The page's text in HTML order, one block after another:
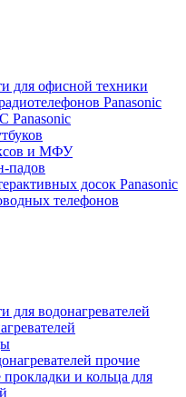
для офисной техники
Panasonic
Panasonic
и МФУ
падов
досок Panasonic
телефонов
для водонагревателей
прочие
и кольца для